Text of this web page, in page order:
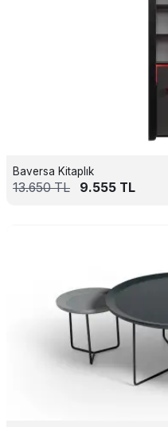
Baversa Kitaplık
13.650TL 9.555 TL